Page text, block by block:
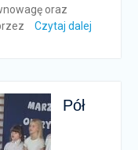
oraz
Czytaj dalej
Pół